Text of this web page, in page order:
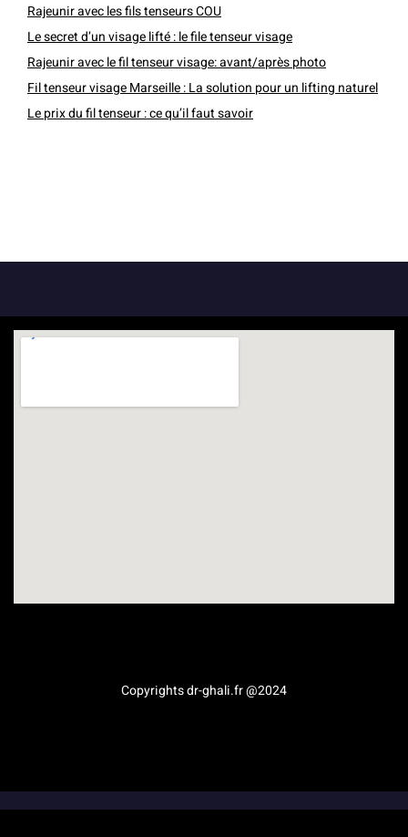
Rajeunir avec les fils tenseurs COU
Le secret d’un visage lifté : le file tenseur visage
Rajeunir avec le fil tenseur visage: avant/après photo
Fil tenseur visage Marseille : La solution pour un lifting naturel
Le prix du fil tenseur : ce qu’il faut savoir
Copyrights dr-ghali.fr @2024